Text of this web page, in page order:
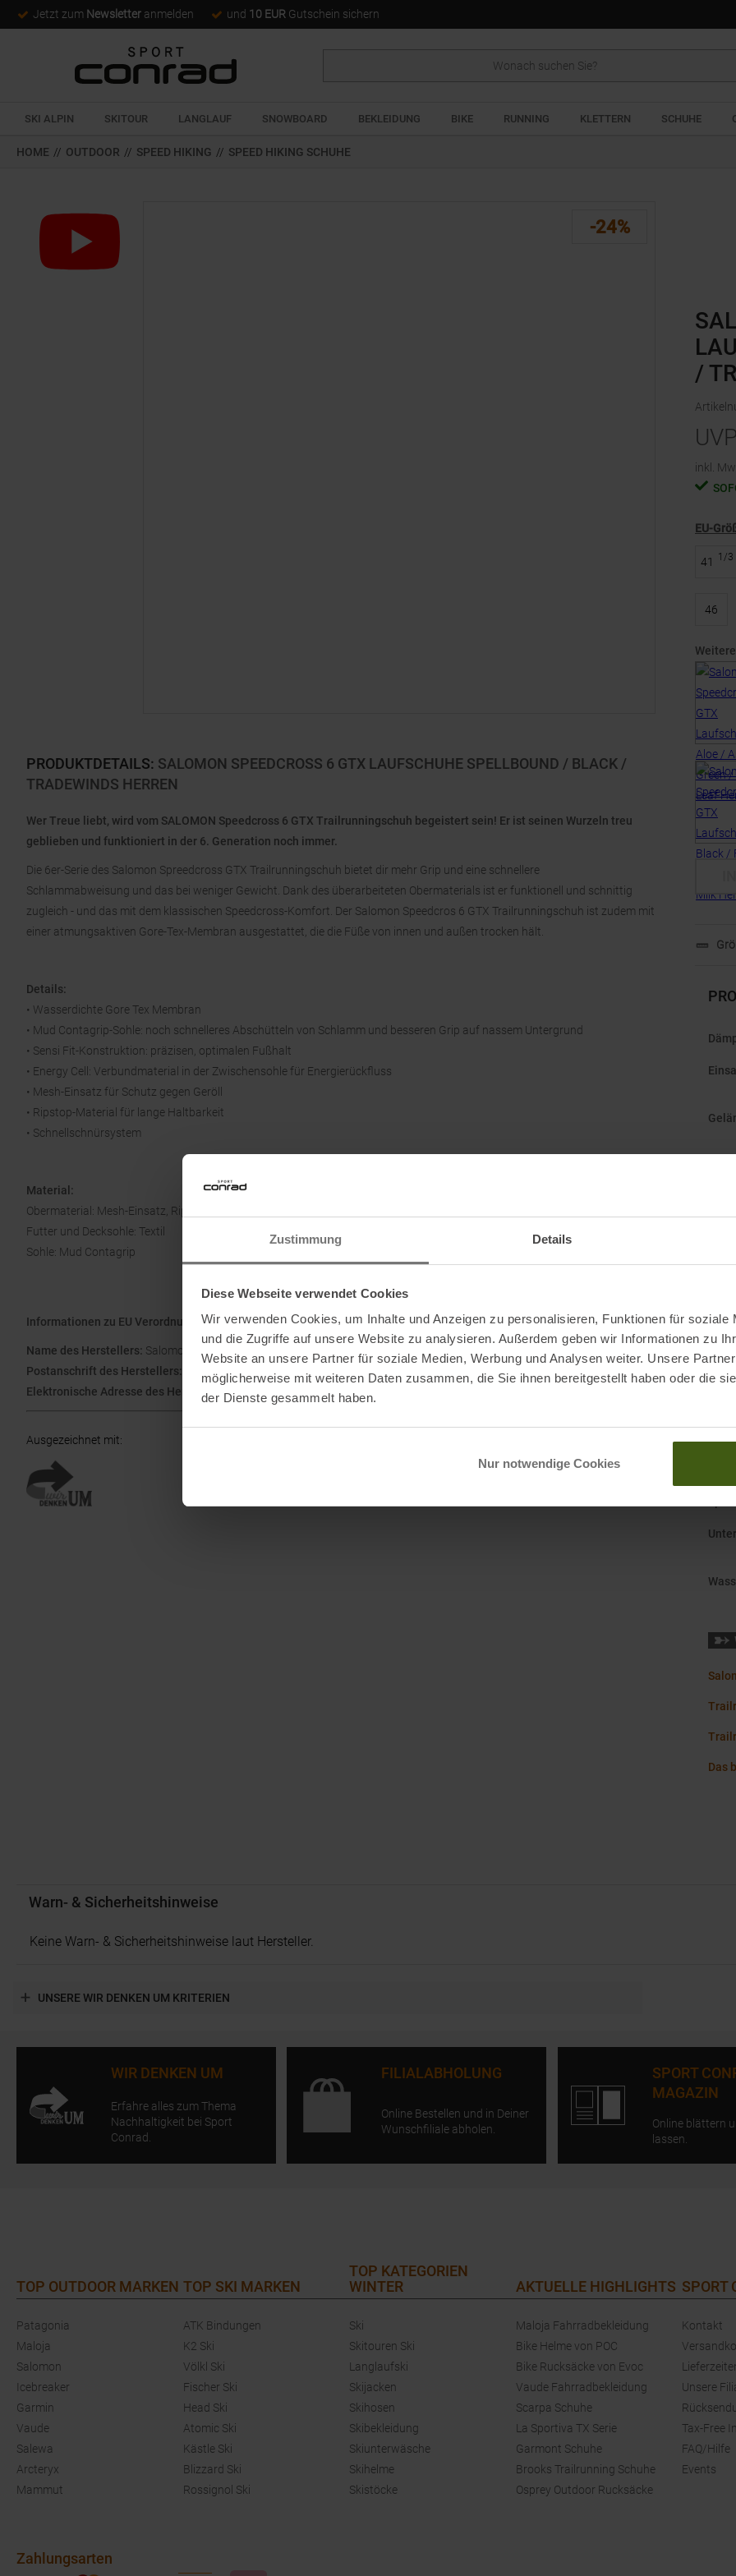
Zustimmung Details
Diese Webseite verwendet Cookies
Wir verwenden Cookies, um Inhalte und Anzeigen zu personalisieren, Funktionen für soziale
und die Zugriffe auf unsere Website zu analysieren. Außerdem geben wir Informationen zu
Website an unsere Partner für soziale Medien, Werbung und Analysen weiter. Unsere
möglicherweise mit weiteren Daten zusammen, die Sie ihnen bereitgestellt haben oder die
der Dienste gesammelt haben.
Nur notwendige Cookies
Jetzt zum Newsletter anmelden und 10 EUR Gutschein sichern
SKI ALPIN SKITOUR LANGLAUF SNOWBOARD BEKLEIDUNG BIKE RUNNING KLETTERN SCHUHE
HOME // OUTDOOR // SPEED HIKING // SPEED HIKING SCHUHE
-24%
PRODUKTDETAILS: SALOMON SPEEDCROSS 6 GTX LAUFSCHUHE SPELLBOUND / BLACK /
TRADEWINDS HERREN
Wer Treue liebt, wird vom SALOMON Speedcross 6 GTX Trailrunningschuh begeistert sein! Er ist seinen Wurzeln treu
geblieben und funktioniert in der 6. Generation noch immer.
Die 6er-Serie des Salomon Spreedcross GTX Trailrunningschuh bietet dir mehr Grip und eine schnellere
Schlammabweisung und das bei weniger Gewicht. Dank des überarbeiteten Obermaterials ist er funktionell und schnittig
zugleich - und das mit dem klassischen Speedcross-Komfort. Der Salomon Speedcros 6 GTX Trailrunningschuh ist zudem mit
einer atmungsaktiven Gore-Tex-Membran ausgestattet, die die Füße von innen und außen trocken hält.
Details:
• Wasserdichte Gore Tex Membran
• Mud Contagrip-Sohle: noch schnelleres Abschütteln von Schlamm und besseren Grip auf nassem Untergrund
• Sensi Fit-Konstruktion: präzisen, optimalen Fußhalt
• Energy Cell: Verbundmaterial in der Zwischensohle für Energierückfluss
• Mesh-Einsatz für Schutz gegen Geröll
• Ripstop-Material für lange Haltbarkeit
• Schnellschnürsystem
Material:
Obermaterial: Mesh-Einsatz, Ripstop
Futter und Decksohle: Textil
Sohle: Mud Contagrip
Informationen zu EU Verordnung GPSR
Name des Herstellers: Salomon SAS
Postanschrift des Herstellers:
ZA des Croiselets, 14 chemin des Croiselets, 74370 Epagny Metz Tessym France
Elektronische Adresse des Herstellers:contact@salomon.com
Ausgezeichnet mit:
/
UVP
inkl.
EU-
41 1/3
46
Das
Warn- & Sicherheitshinweise
Keine Warn- & Sicherheitshinweise laut Hersteller.
UNSERE WIR DENKEN UM KRITERIEN
WIR DENKEN UM
Erfahre alles zum Thema
Nachhaltigkeit bei Sport
Conrad.
FILIALABHOLUNG
Online Bestellen und in Deiner
Wunschfiliale abholen.
SPORT
MAGAZIN
Online blättern
lassen.
TOP OUTDOOR MARKEN
Patagonia
Maloja
Salomon
Icebreaker
Garmin
Vaude
Salewa
Arcteryx
Mammut
TOP SKI MARKEN
ATK Bindungen
K2 Ski
Völkl Ski
Fischer Ski
Head Ski
Atomic Ski
Kästle Ski
Blizzard Ski
Rossignol Ski
TOP KATEGORIEN
WINTER
Ski
Skitouren Ski
Langlaufski
Skijacken
Skihosen
Skibekleidung
Skiunterwäsche
Skihelme
Skistöcke
AKTUELLE HIGHLIGHTS
Maloja Fahrradbekleidung
Bike Helme von POC
Bike Rucksäcke von Evoc
Vaude Fahrradbekleidung
Scarpa Schuhe
La Sportiva TX Serie
Garmont Schuhe
Brooks Trailrunning Schuhe
Osprey Outdoor Rucksäcke
SPORT
Kontakt
Unsere
Tax-Free
FAQ/Hilfe
Events
Zahlungsarten